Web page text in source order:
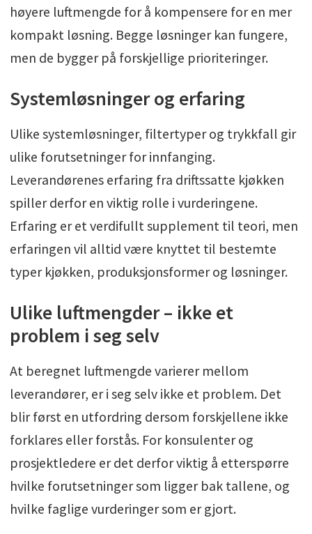
høyere luftmengde for å kompensere for en mer
kompakt løsning. Begge løsninger kan fungere,
men de bygger på forskjellige prioriteringer.
Systemløsninger og erfaring
Ulike systemløsninger, filtertyper og trykkfall gir
ulike forutsetninger for innfanging.
Leverandørenes erfaring fra driftssatte kjøkken
spiller derfor en viktig rolle i vurderingene.
Erfaring er et verdifullt supplement til teori, men
erfaringen vil alltid være knyttet til bestemte
typer kjøkken, produksjonsformer og løsninger.
Ulike luftmengder – ikke et
problem i seg selv
At beregnet luftmengde varierer mellom
leverandører, er i seg selv ikke et problem. Det
blir først en utfordring dersom forskjellene ikke
forklares eller forstås. For konsulenter og
prosjektledere er det derfor viktig å etterspørre
hvilke forutsetninger som ligger bak tallene, og
hvilke faglige vurderinger som er gjort.